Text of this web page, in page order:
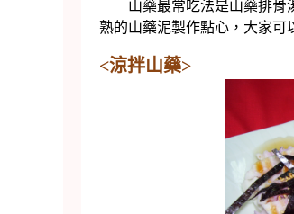
山藥最常吃法是山藥排骨湯
熟的山藥泥製作點心，大家可
<涼拌山藥>